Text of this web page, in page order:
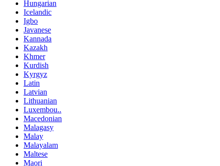
Hungarian
Icelandic
Igbo
Javanese
Kannada
Kazakh
Khmer
Kurdish
Kyrgyz
Latin
Latvian
Lithuanian
Luxembou..
Macedonian
Malagasy
Malay
Malayalam
Maltese
Maori